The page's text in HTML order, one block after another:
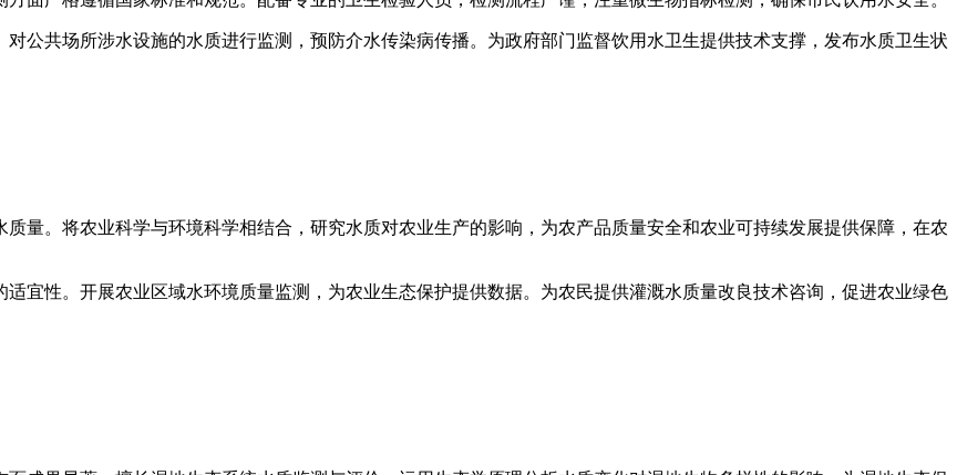
公共场所涉水设施的水质进行监测，预防介水传染病传播。为政府部门监督饮用水卫生提供技术支撑，发布水质卫生状
量。将农业科学与环境科学相结合，研究水质对农业生产的影响，为农产品质量安全和农业可持续发展提供保障，在农
宜性。开展农业区域水环境质量监测，为农业生态保护提供数据。为农民提供灌溉水质量改良技术咨询，促进农业绿色